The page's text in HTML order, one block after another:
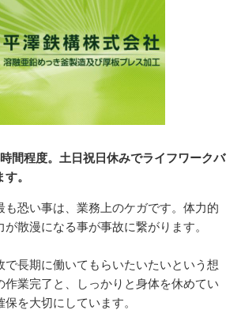
間程度。土日祝日休みでライフワークバ
。
も恐い事は、業務上のケガです。体力的
散漫になる事が事故に繋がります。
で長期に働いてもらいたいたいという想
作業完了と、しっかりと身体を休めてい
を大切にしています。